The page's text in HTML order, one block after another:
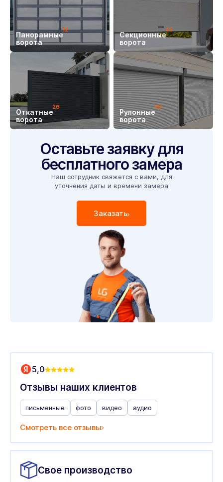
5,0
Отзывы наших клиентов
письменные фото видео аудио
Смотреть все отзывы
Свое производство
Панорамные
ворота
12
Секционные
ворота
45
Откатные
ворота
26
Рулонные
ворота
30
Оставьте заявку для
бесплатного замера
Наш сотрудник свяжется с вами, для
уточнения даты и времени замера
Заказать